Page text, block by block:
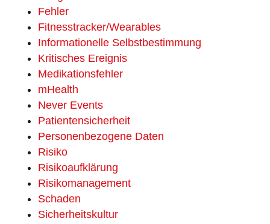
Fehler
Fitnesstracker/Wearables
Informationelle Selbstbestimmung
Kritisches Ereignis
Medikationsfehler
mHealth
Never Events
Patientensicherheit
Personenbezogene Daten
Risiko
Risikoaufklärung
Risikomanagement
Schaden
Sicherheitskultur